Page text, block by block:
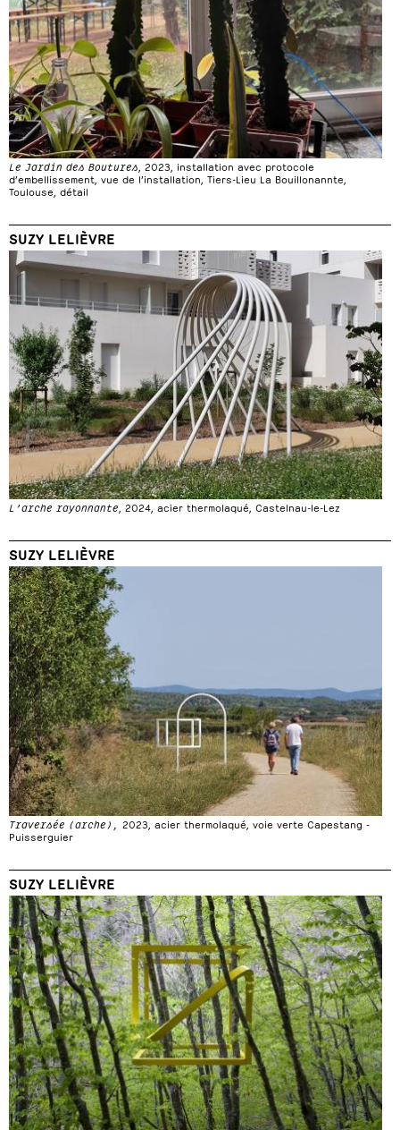
Le Jardin des Boutures , 2023, installation avec protocole
d’embellissement, vue de l’installation, Tiers-Lieu La Bouillonannte,
Toulouse, détail
SUZY LELIÈVRE
L’arche rayonnante, 2024, acier thermolaqué, Castelnau-le-Lez
SUZY LELIÈVRE
Traversée (arche), 2023, acier thermolaqué, voie verte Capestang -
Puisserguier
SUZY LELIÈVRE